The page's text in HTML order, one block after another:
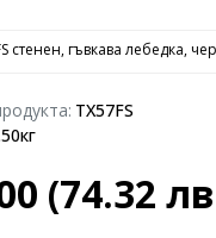
стенен, гъвкава лебедка,
TX57FS
(74.32